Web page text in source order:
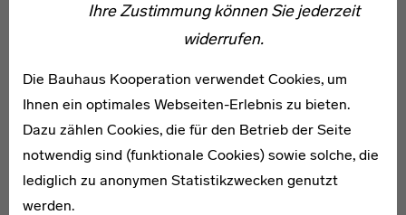
Ihre Zustimmung können Sie jederzeit
widerrufen.
Die Bauhaus Kooperation verwendet Cookies, um
Ihnen ein optimales Webseiten-Erlebnis zu bieten.
Dazu zählen Cookies, die für den Betrieb der Seite
notwendig sind (funktionale Cookies) sowie solche, die
lediglich zu anonymen Statistikzwecken genutzt
werden.
WEITERE ARTIKEL ZUM THEMA
Arthur Beiersdorfer